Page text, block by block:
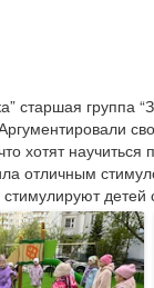
группа
хотят
отличным
детей